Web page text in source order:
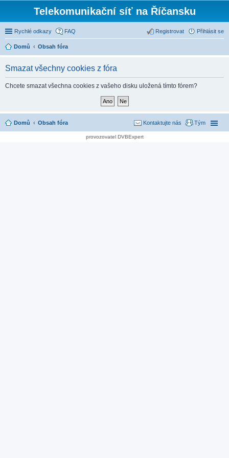
Telekomunikační síť na Říčansku
Rychlé odkazy FAQ Přihlásit se
Registrovat
Domů Obsah fóra
Smazat všechny cookies z fóra
Chcete smazat všechna cookies z vašeho disku uložená tímto fórem?
Domů Obsah fóra Tým
Kontaktujte nás
provozovatel DVBExpert